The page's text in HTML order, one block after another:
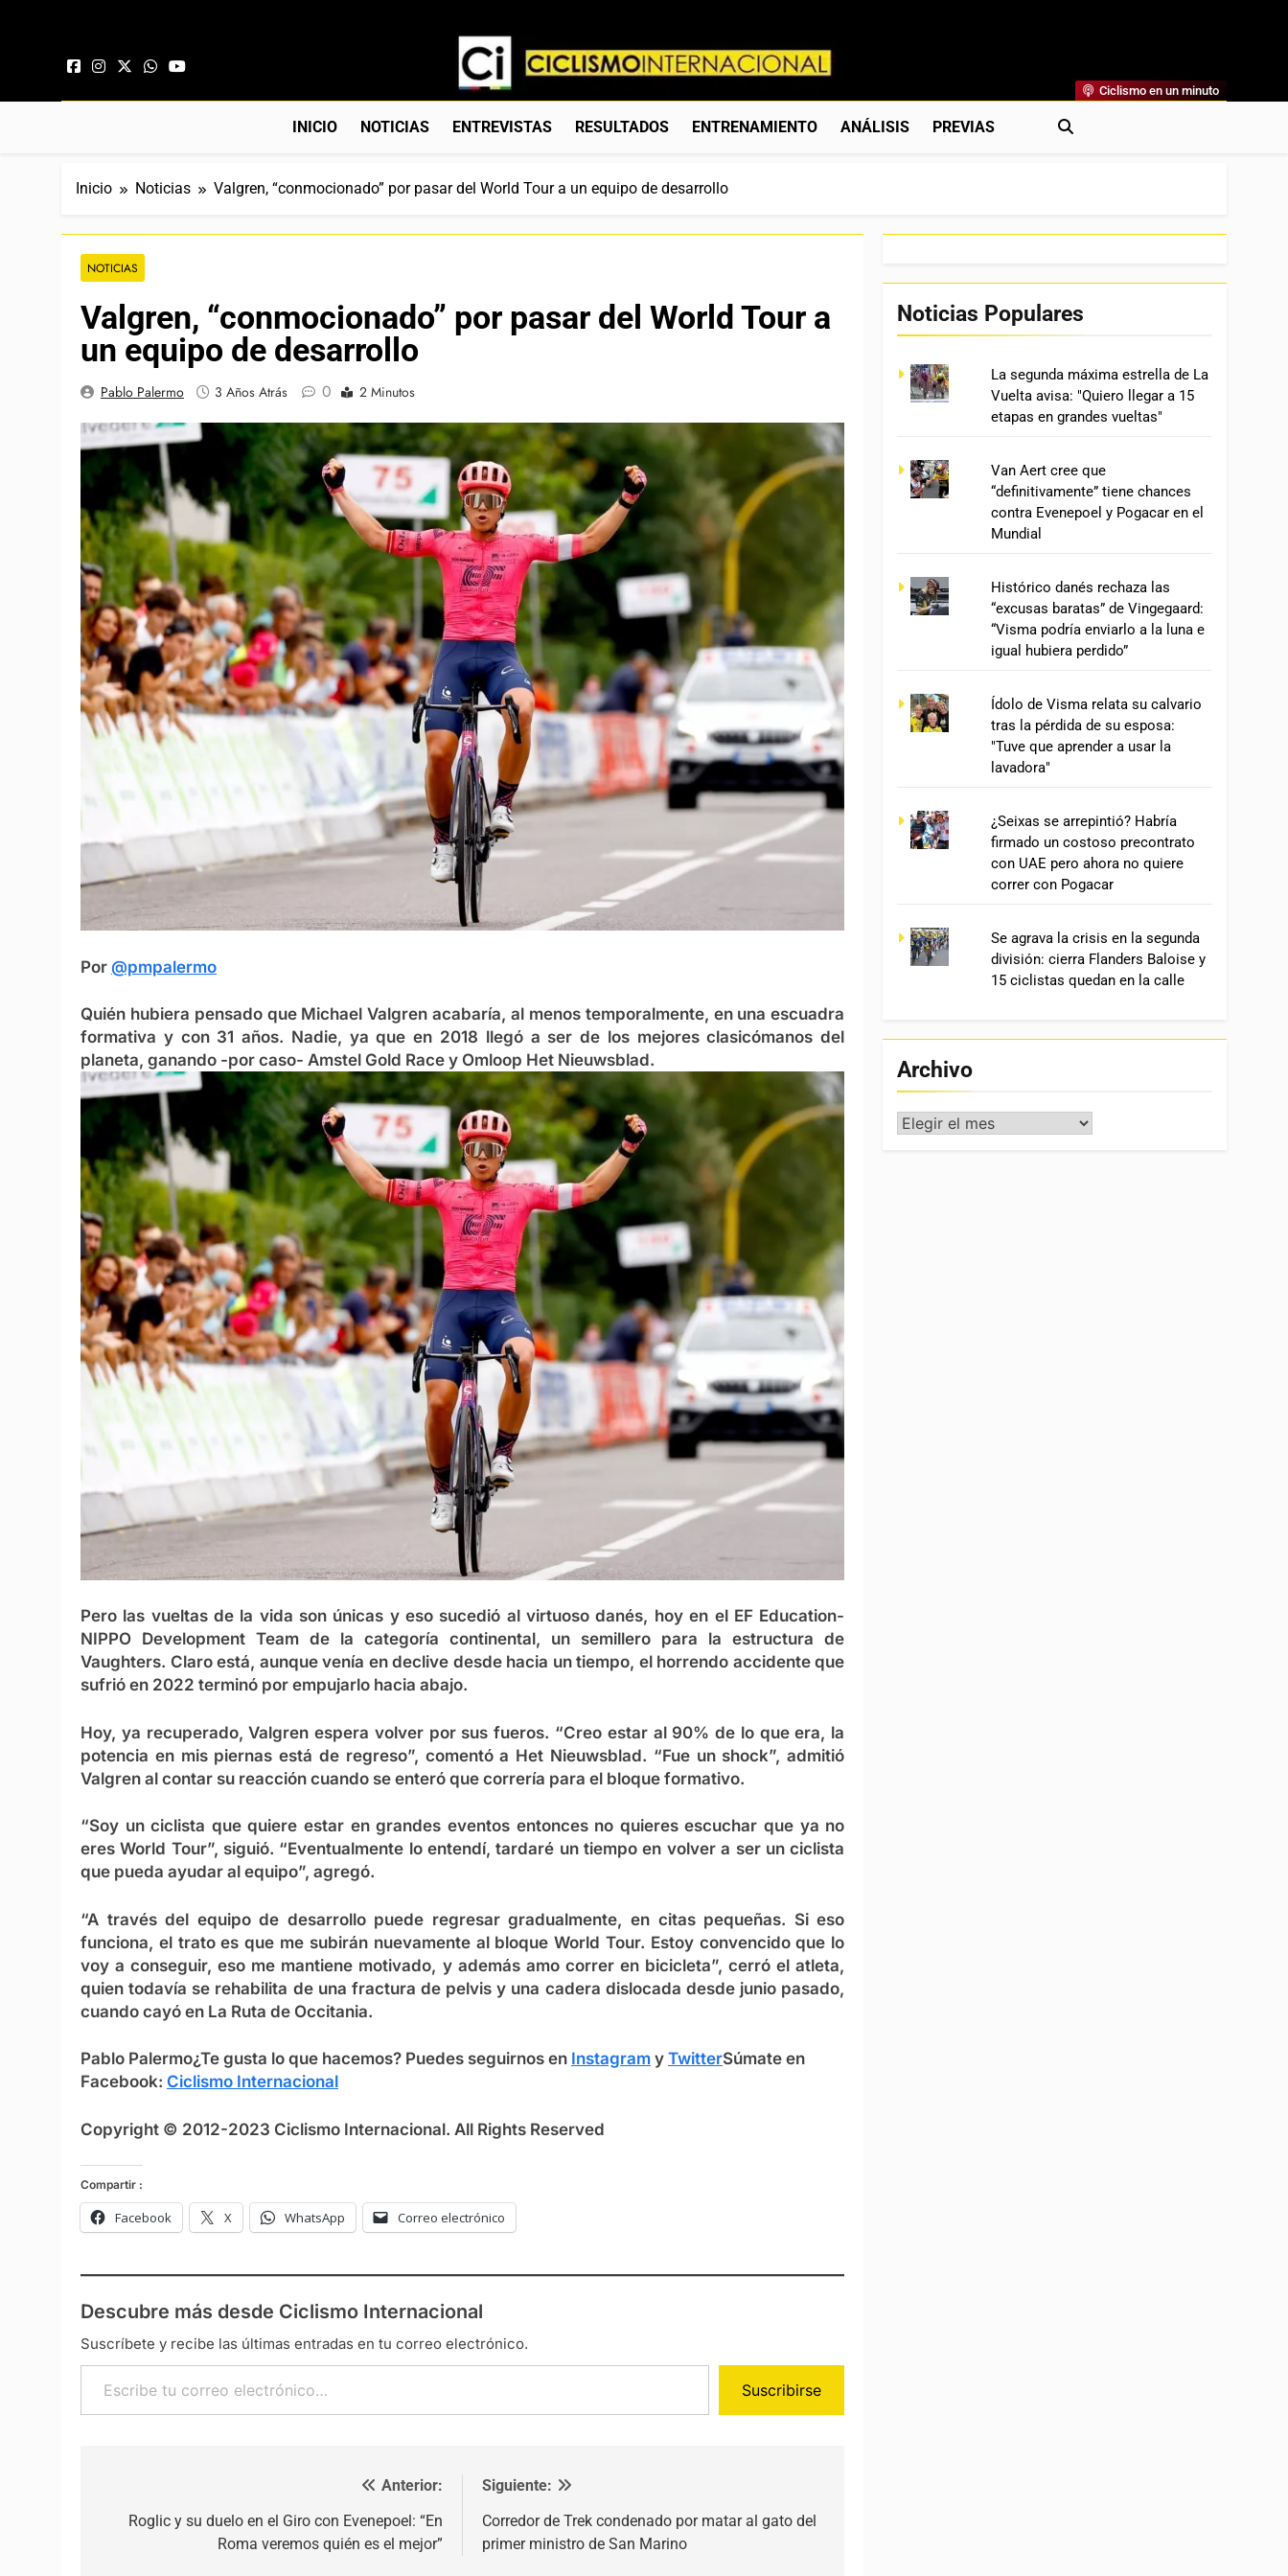
Ciclismo Internacional
Web Dedicada Al Ciclismo Mundial. Entrevistas, Análisis, Crónicas, Previas Y Más. La Web Ciclista De Referencia.
Ciclismo en un minuto
INICIO NOTICIAS ENTREVISTAS RESULTADOS ENTRENAMIENTO ANÁLISIS PREVIAS
Inicio Noticias Valgren, “conmocionado” por pasar del World Tour a un equipo de desarrollo
NOTICIAS
Valgren, “conmocionado” por pasar del World Tour a
un equipo de desarrollo
Pablo Palermo 3 Años Atrás 0 2 Minutos
Por @pmpalermo
Quién hubiera pensado que Michael Valgren acabaría, al menos temporalmente, en una escuadra
formativa y con 31 años. Nadie, ya que en 2018 llegó a ser de los mejores clasicómanos del
planeta, ganando -por caso- Amstel Gold Race y Omloop Het Nieuwsblad.
Pero las vueltas de la vida son únicas y eso sucedió al virtuoso danés, hoy en el EF Education-
NIPPO Development Team de la categoría continental, un semillero para la estructura de
Vaughters. Claro está, aunque venía en declive desde hacia un tiempo, el horrendo accidente que
sufrió en 2022 terminó por empujarlo hacia abajo.
Hoy, ya recuperado, Valgren espera volver por sus fueros. “Creo estar al 90% de lo que era, la
potencia en mis piernas está de regreso”, comentó a Het Nieuwsblad. “Fue un shock”, admitió
Valgren al contar su reacción cuando se enteró que correría para el bloque formativo.
“Soy un ciclista que quiere estar en grandes eventos entonces no quieres escuchar que ya no
eres World Tour”, siguió. “Eventualmente lo entendí, tardaré un tiempo en volver a ser un ciclista
que pueda ayudar al equipo”, agregó.
“A través del equipo de desarrollo puede regresar gradualmente, en citas pequeñas. Si eso
funciona, el trato es que me subirán nuevamente al bloque World Tour. Estoy convencido que lo
voy a conseguir, eso me mantiene motivado, y además amo correr en bicicleta”, cerró el atleta,
quien todavía se rehabilita de una fractura de pelvis y una cadera dislocada desde junio pasado,
cuando cayó en La Ruta de Occitania.
Pablo Palermo¿Te gusta lo que hacemos? Puedes seguirnos en Instagram y TwitterSúmate en
Facebook: Ciclismo Internacional
Copyright © 2012-2023 Ciclismo Internacional. All Rights Reserved
Compartir :
Facebook X WhatsApp Correo electrónico
Descubre más desde Ciclismo Internacional
Suscríbete y recibe las últimas entradas en tu correo electrónico.
Escribe tu correo electrónico…
Suscribirse
Anterior:
Roglic y su duelo en el Giro con Evenepoel: “En
Roma veremos quién es el mejor”
Siguiente:
Corredor de Trek condenado por matar al gato del
primer ministro de San Marino
Noticias Populares
La segunda máxima estrella de La
Vuelta avisa: "Quiero llegar a 15
etapas en grandes vueltas"
Van Aert cree que
“definitivamente” tiene chances
contra Evenepoel y Pogacar en el
Mundial
Histórico danés rechaza las
“excusas baratas” de Vingegaard:
“Visma podría enviarlo a la luna e
igual hubiera perdido”
Ídolo de Visma relata su calvario
tras la pérdida de su esposa:
"Tuve que aprender a usar la
lavadora"
¿Seixas se arrepintió? Habría
firmado un costoso precontrato
con UAE pero ahora no quiere
correr con Pogacar
Se agrava la crisis en la segunda
división: cierra Flanders Baloise y
15 ciclistas quedan en la calle
Archivo
Archivo